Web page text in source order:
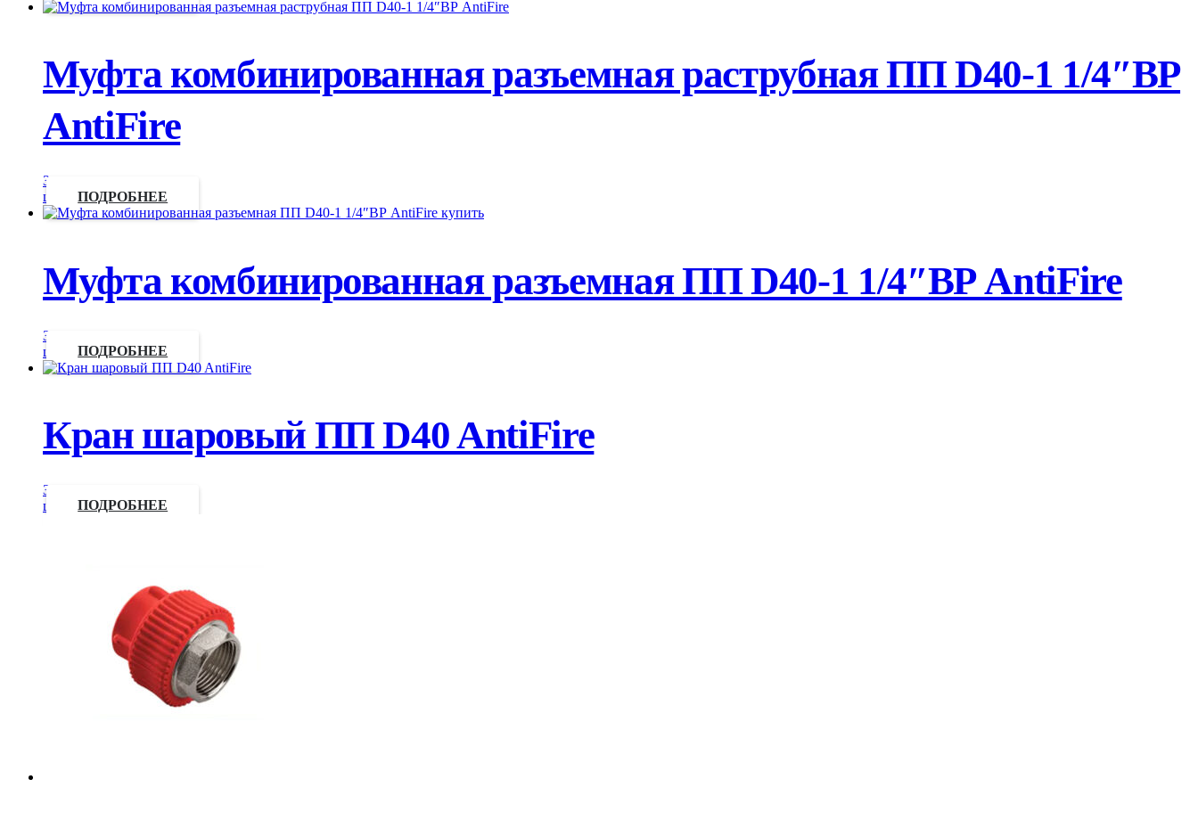
Муфта комбинированная разъемная раструбная ПП D40-1 1/4″ВР
AntiFire
Запросить
цену
ПОДРОБНЕЕ
Муфта комбинированная разъемная ПП D40-1 1/4″ВР AntiFire
Запросить
цену
ПОДРОБНЕЕ
Кран шаровый ПП D40 AntiFire
Запросить
цену
ПОДРОБНЕЕ